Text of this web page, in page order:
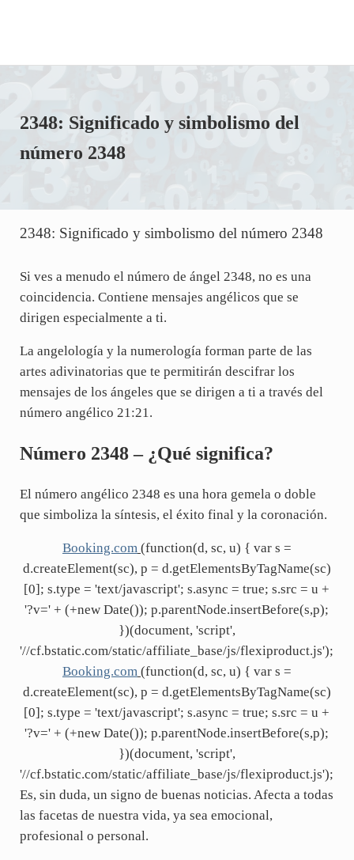
2348: Significado y simbolismo del
número 2348
2348: Significado y simbolismo del número 2348
Si ves a menudo el número de ángel 2348, no es una
coincidencia. Contiene mensajes angélicos que se
dirigen especialmente a ti.
La angelología y la numerología forman parte de las
artes adivinatorias que te permitirán descifrar los
mensajes de los ángeles que se dirigen a ti a través del
número angélico 21:21.
Número 2348 – ¿Qué significa?
El número angélico 2348 es una hora gemela o doble
que simboliza la síntesis, el éxito final y la coronación.
Booking.com (function(d, sc, u) { var s =
d.createElement(sc), p = d.getElementsByTagName(sc)
[0]; s.type = 'text/javascript'; s.async = true; s.src = u +
'?v=' + (+new Date()); p.parentNode.insertBefore(s,p);
})(document, 'script',
'//cf.bstatic.com/static/affiliate_base/js/flexiproduct.js');
Booking.com (function(d, sc, u) { var s =
d.createElement(sc), p = d.getElementsByTagName(sc)
[0]; s.type = 'text/javascript'; s.async = true; s.src = u +
'?v=' + (+new Date()); p.parentNode.insertBefore(s,p);
})(document, 'script',
'//cf.bstatic.com/static/affiliate_base/js/flexiproduct.js');
Es, sin duda, un signo de buenas noticias. Afecta a todas
las facetas de nuestra vida, ya sea emocional,
profesional o personal.